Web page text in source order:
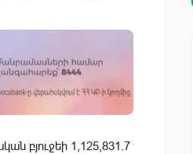
բյուջեի 1,125,831.7